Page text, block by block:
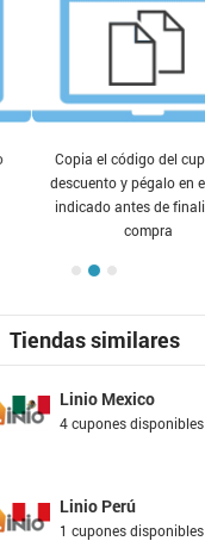
Copia el código del cupón de
descuento y pégalo en el lugar
indicado antes de finalizar tu
Tiendas similares
Linio Mexico
4 cupones disponibles
Linio Perú
1 cupones disponibles